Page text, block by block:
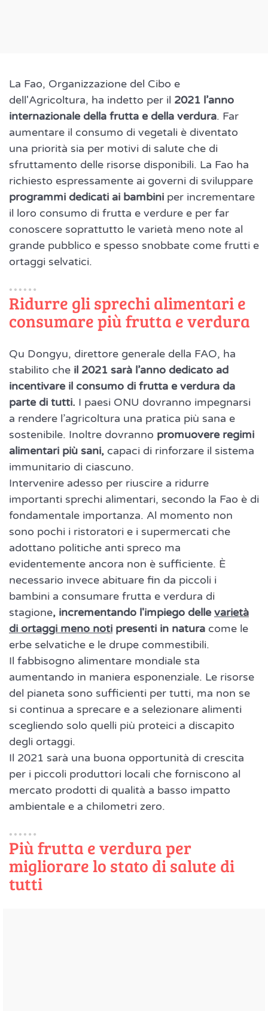
La Fao, Organizzazione del Cibo e
dell'Agricoltura, ha indetto per il 2021 l’anno
internazionale della frutta e della verdura. Far
aumentare il consumo di vegetali è diventato
una priorità sia per motivi di salute che di
sfruttamento delle risorse disponibili. La Fao ha
richiesto espressamente ai governi di sviluppare
programmi dedicati ai bambini per incrementare
il loro consumo di frutta e verdure e per far
conoscere soprattutto le varietà meno note al
grande pubblico e spesso snobbate come frutti e
ortaggi selvatici.
Ridurre gli sprechi alimentari e
consumare più frutta e verdura
Qu Dongyu, direttore generale della FAO, ha
stabilito che il 2021 sarà l’anno dedicato ad
incentivare il consumo di frutta e verdura da
parte di tutti. I paesi ONU dovranno impegnarsi
a rendere l’agricoltura una pratica più sana e
sostenibile. Inoltre dovranno promuovere regimi
alimentari più sani, capaci di rinforzare il sistema
immunitario di ciascuno.
Intervenire adesso per riuscire a ridurre
importanti sprechi alimentari, secondo la Fao è di
fondamentale importanza. Al momento non
sono pochi i ristoratori e i supermercati che
adottano politiche anti spreco ma
evidentemente ancora non è sufficiente. È
necessario invece abituare fin da piccoli i
bambini a consumare frutta e verdura di
stagione, incrementando l'impiego dellevarietà
di ortaggi meno noti presenti in natura come le
erbe selvatiche e le drupe commestibili.
Il fabbisogno alimentare mondiale sta
aumentando in maniera esponenziale. Le risorse
del pianeta sono sufficienti per tutti, ma non se
si continua a sprecare e a selezionare alimenti
scegliendo solo quelli più proteici a discapito
degli ortaggi.
Il 2021 sarà una buona opportunità di crescita
per i piccoli produttori locali che forniscono al
mercato prodotti di qualità a basso impatto
ambientale e a chilometri zero.
Più frutta e verdura per
migliorare lo stato di salute di
tutti